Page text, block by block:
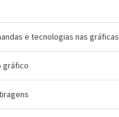
e tecnologias nas gráficas
gráfico